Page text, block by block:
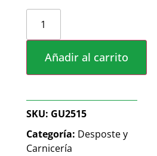
Añadir al carrito
SKU: GU2515
Categoría: Desposte y
Carnicería